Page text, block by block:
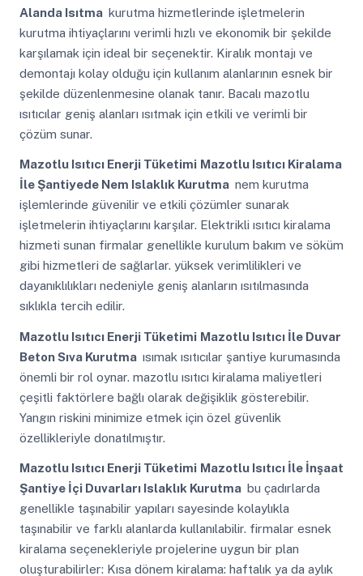
Alanda Isıtma kurutma hizmetlerinde işletmelerin
kurutma ihtiyaçlarını verimli hızlı ve ekonomik bir şekilde
karşılamak için ideal bir seçenektir. Kiralık montajı ve
demontajı kolay olduğu için kullanım alanlarının esnek bir
şekilde düzenlenmesine olanak tanır. Bacalı mazotlu
ısıtıcılar geniş alanları ısıtmak için etkili ve verimli bir
çözüm sunar.
Mazotlu Isıtıcı Enerji Tüketimi Mazotlu Isıtıcı Kiralama
İle Şantiyede Nem Islaklık Kurutma nem kurutma
işlemlerinde güvenilir ve etkili çözümler sunarak
işletmelerin ihtiyaçlarını karşılar. Elektrikli ısıtıcı kiralama
hizmeti sunan firmalar genellikle kurulum bakım ve söküm
gibi hizmetleri de sağlarlar. yüksek verimlilikleri ve
dayanıklılıkları nedeniyle geniş alanların ısıtılmasında
sıklıkla tercih edilir.
Mazotlu Isıtıcı Enerji Tüketimi Mazotlu Isıtıcı İle Duvar
Beton Sıva Kurutma ısımak ısıtıcılar şantiye kurumasında
önemli bir rol oynar. mazotlu ısıtıcı kiralama maliyetleri
çeşitli faktörlere bağlı olarak değişiklik gösterebilir.
Yangın riskini minimize etmek için özel güvenlik
özellikleriyle donatılmıştır.
Mazotlu Isıtıcı Enerji Tüketimi Mazotlu Isıtıcı İle İnşaat
Şantiye İçi Duvarları Islaklık Kurutma bu çadırlarda
genellikle taşınabilir yapıları sayesinde kolaylıkla
taşınabilir ve farklı alanlarda kullanılabilir. firmalar esnek
kiralama seçenekleriyle projelerine uygun bir plan
oluşturabilirler: Kısa dönem kiralama: haftalık ya da aylık